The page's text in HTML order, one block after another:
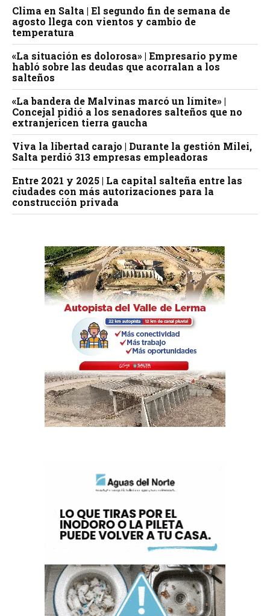
Clima en Salta | El segundo fin de semana de
agosto llega con vientos y cambio de
temperatura
«La situación es dolorosa» | Empresario pyme
habló sobre las deudas que acorralan a los
salteños
«La bandera de Malvinas marcó un límite» |
Concejal pidió a los senadores salteños que no
extranjericen tierra gaucha
Viva la libertad carajo | Durante la gestión Milei,
Salta perdió 313 empresas empleadoras
Entre 2021 y 2025 | La capital salteña entre las
ciudades con más autorizaciones para la
construcción privada